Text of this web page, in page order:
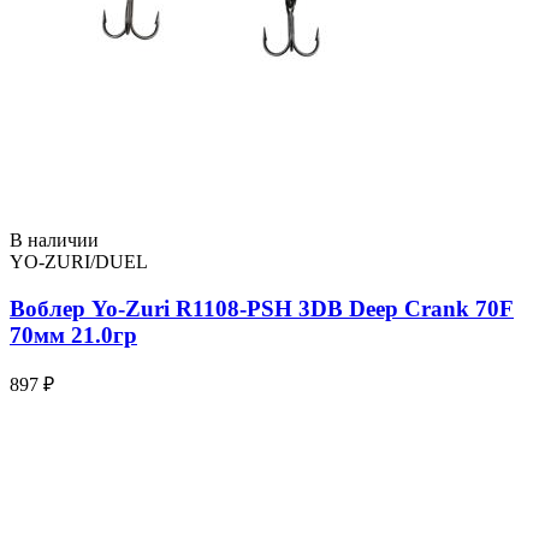
В наличии
YO-ZURI/DUEL
Воблер Yo-Zuri R1108-PSH 3DB Deep Crank 70F
70мм 21.0гр
897 ₽